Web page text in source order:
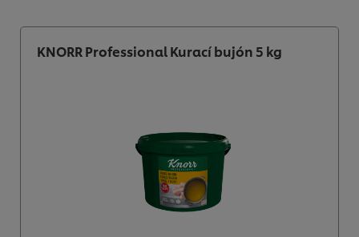
KNORR Professional Kurací bujón 5 kg